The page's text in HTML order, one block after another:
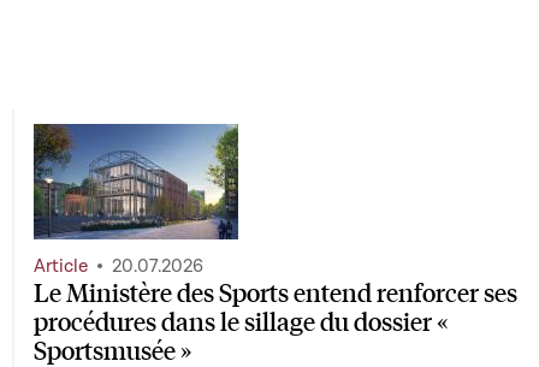
Le Ministère des Sports entend renforcer ses
procédures dans le sillage du dossier «
Sportsmusée »
Article 20.07.2026